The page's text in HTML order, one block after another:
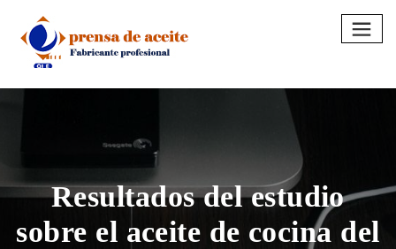
content
Resultados del estudio
sobre el aceite de cocina del